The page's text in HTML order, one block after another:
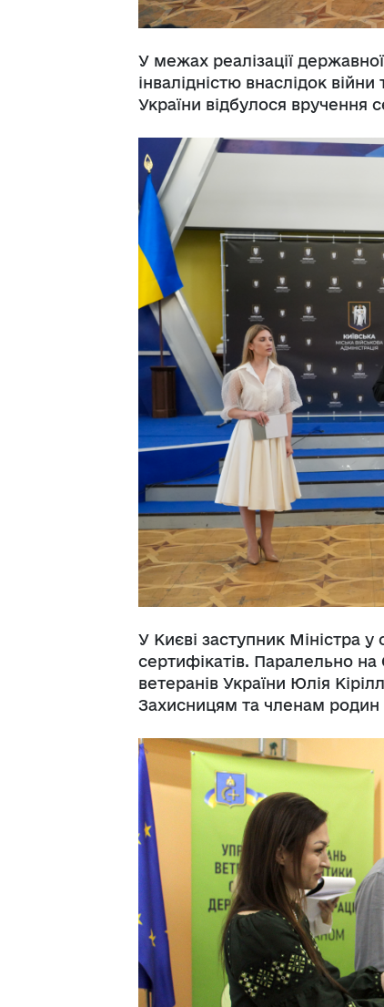
У межах реалізації
інвалідністю внаслідок
України відбулося вручення
У Києві заступник Міністра
сертифікатів. Паралельно
ветеранів України Юлія
Захисницям та членам родин